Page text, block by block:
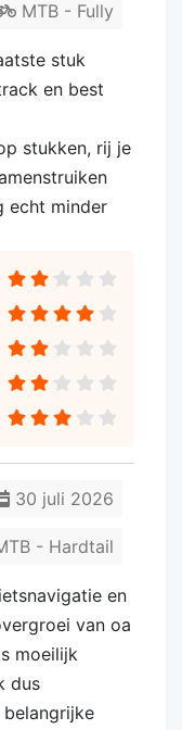
MTB - Fully
stuk
en best
stukken, rij je
echt minder
30 juli 2026
- Hardtail
en
van oa
moeilijk
dus